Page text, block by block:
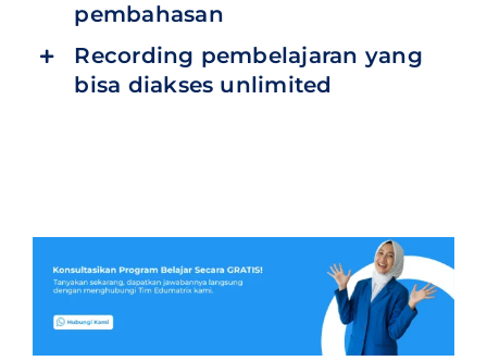
pembahasan
Recording pembelajaran yang
bisa diakses unlimited